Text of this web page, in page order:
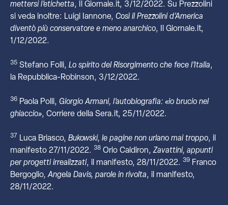
mettersi l’etichetta, Il Giornale.it, 3/12/2022. Su Prezzolini
si veda inoltre: Luigi Iannone, Così il Prezzolini d’America
diventò più conservatore e meno anarchico, Il Giornale.it,
1/12/2022.
35 Stefano Folli, Lo spirito del Risorgimento che fece l’Italia,
la Repubblica-Robinson, 3/12/2022.
36 Paola Polli, Giorgio Armani, l’autobiografia: «io brucio nel
ghiaccio», Corriere della Sera.it, 25/11/2022.
37 Luca Briasco, Bukowski, le pagine non urlano mai troppo, il
manifesto 27/11/2022. 38 Orio Caldiron,Zavattini, appunti
per progetti irrealizzati, il manifesto, 28/11/2022. 39 Franco
Bergoglio, Angela Davis, parole in rivolta, il manifesto,
28/11/2022.